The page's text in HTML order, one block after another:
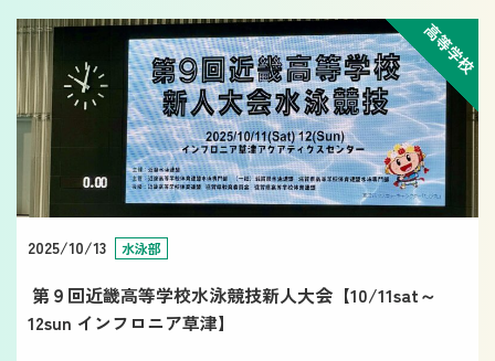
高等学校
2025/10/13 水泳部
第９回近畿高等学校水泳競技新人大会【10/11sat～
12sun インフロニア草津】